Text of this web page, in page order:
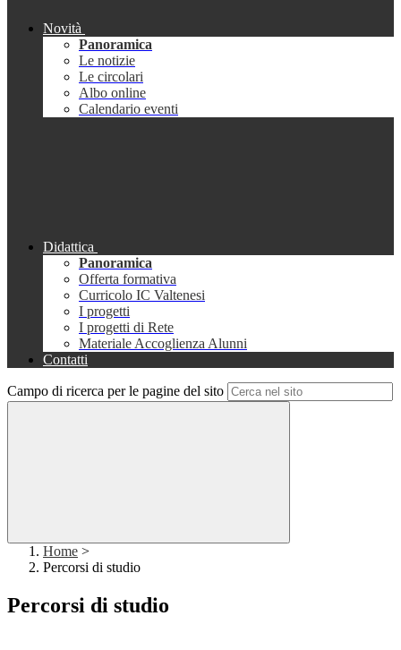
Novità
Panoramica
Le notizie
Le circolari
Albo online
Calendario eventi
Didattica
Panoramica
Offerta formativa
Curricolo IC Valtenesi
I progetti
I progetti di Rete
Materiale Accoglienza Alunni
Contatti
Campo di ricerca per le pagine del sito
Home >
Percorsi di studio
Percorsi di studio